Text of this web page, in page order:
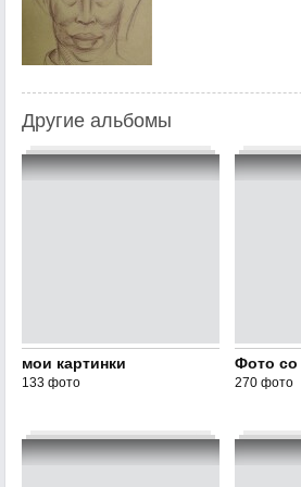
Другие альбомы
мои картинки
133 фото
Фото со
270 фото